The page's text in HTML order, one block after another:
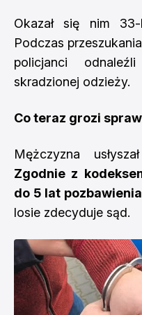
Okazał się nim 33-
Podczas
policjanci
skradzionej odzieży.
Co teraz grozi
Mężczyzna
Zgodnie z
do 5 lat
losie zdecyduje sąd.